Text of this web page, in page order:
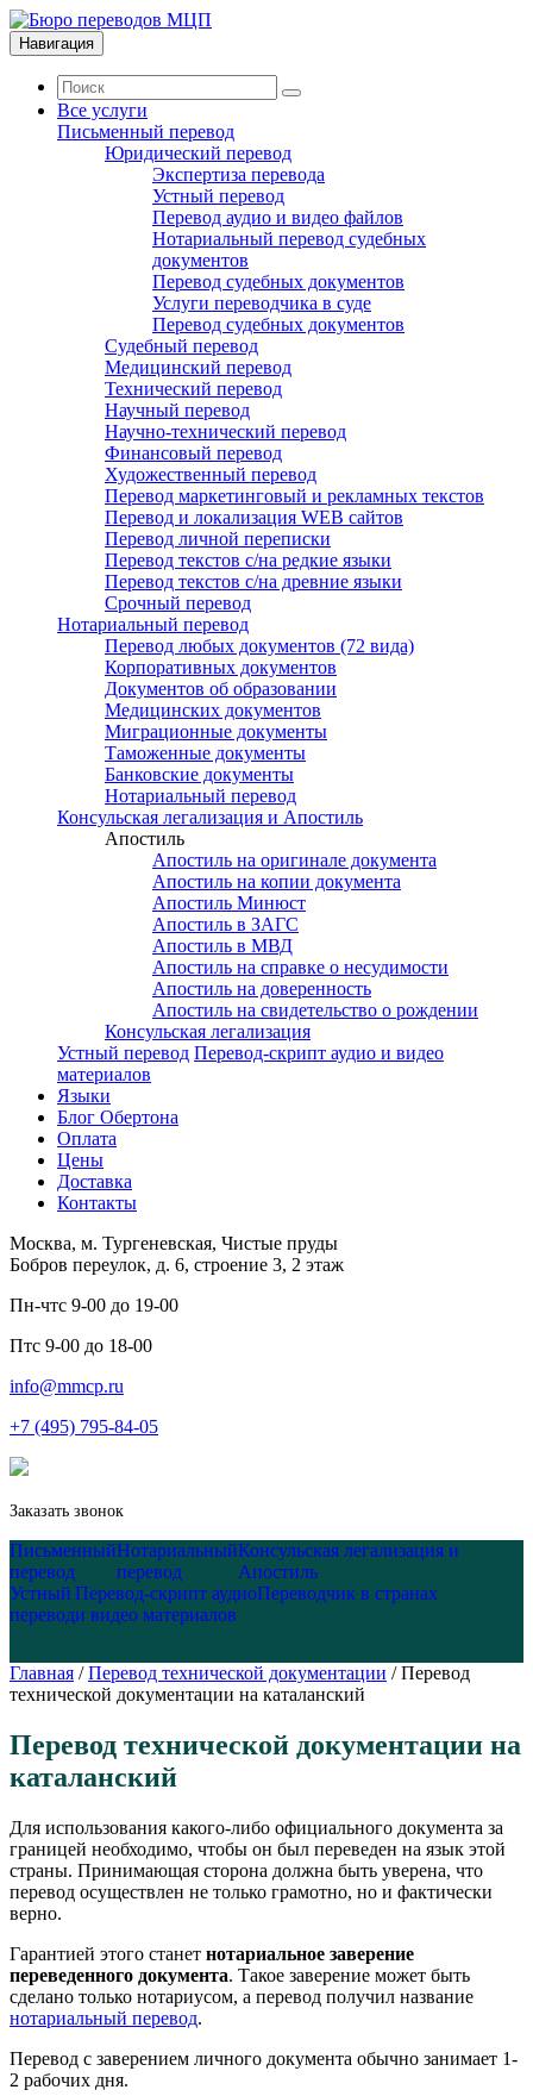
Навигация
Все услуги
Письменный перевод
Юридический перевод
Экспертиза перевода
Устный перевод
Перевод аудио и видео файлов
Нотариальный перевод судебных
документов
Перевод судебных документов
Услуги переводчика в суде
Перевод судебных документов
Судебный перевод
Медицинский перевод
Технический перевод
Научный перевод
Научно-технический перевод
Финансовый перевод
Художественный перевод
Перевод маркетинговый и рекламных текстов
Перевод и локализация WEB сайтов
Перевод личной переписки
Перевод текстов с/на редкие языки
Перевод текстов с/на древние языки
Срочный перевод
Нотариальный перевод
Перевод любых документов (72 вида)
Корпоративных документов
Документов об образовании
Медицинских документов
Миграционные документы
Таможенные документы
Банковские документы
Нотариальный перевод
Консульская легализация и Апостиль
Апостиль
Апостиль на оригинале документа
Апостиль на копии документа
Апостиль Минюст
Апостиль в ЗАГС
Апостиль в МВД
Апостиль на справке о несудимости
Апостиль на доверенность
Апостиль на свидетельство о рождении
Консульская легализация
Устный перевод Перевод-скрипт аудио и видео
материалов
Языки
Блог Обертона
Оплата
Цены
Доставка
Контакты
Москва, м. Тургеневская, Чистые пруды
Бобров переулок, д. 6, строение 3, 2 этаж
Пн-чтс 9-00 до 19-00
Птс 9-00 до 18-00
info@mmcp.ru
+7 (495) 795-84-05
Заказать звонок
Письменный
перевод
Нотариальный
перевод
Консульская легализация и
Апостиль
Устный
перевод
Перевод-скрипт аудио
и видео материалов
Переводчик в странах
Главная / Перевод технической документации / Перевод
технической документации на каталанский
Перевод технической документации на
каталанский
Для использования какого-либо официального документа за
границей необходимо, чтобы он был переведен на язык этой
страны. Принимающая сторона должна быть уверена, что
перевод осуществлен не только грамотно, но и фактически
верно.
Гарантией этого станет нотариальное заверение
переведенного документа. Такое заверение может быть
сделано только нотариусом, а перевод получил название
нотариальный перевод.
Перевод с заверением личного документа обычно занимает 1-
2 рабочих дня.